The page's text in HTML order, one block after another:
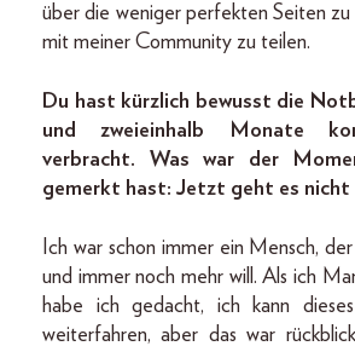
über die weniger perfekten Seiten zu
mit meiner Community zu teilen.
Du hast kürzlich bewusst die
und zweieinhalb Monate
verbracht. Was war der
gemerkt hast: Jetzt geht es nicht
Ich war schon immer ein Mensch,
und immer noch mehr will. Als ich
habe ich gedacht, ich kann
weiterfahren, aber das war